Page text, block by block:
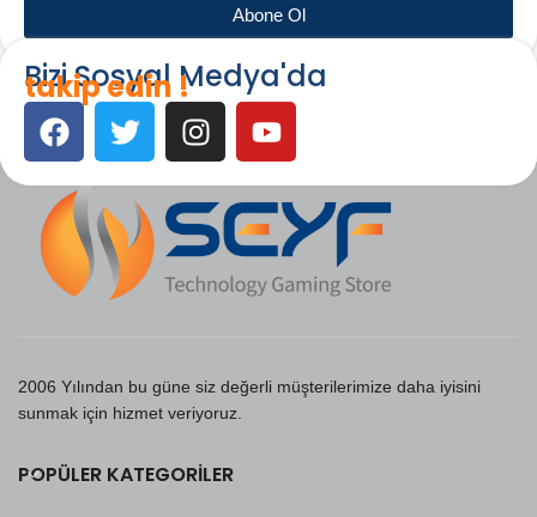
Abone Ol
Bizi Sosyal Medya'da
takip edin !
2006 Yılından bu güne siz değerli müşterilerimize daha iyisini
sunmak için hizmet veriyoruz.
POPÜLER KATEGORILER